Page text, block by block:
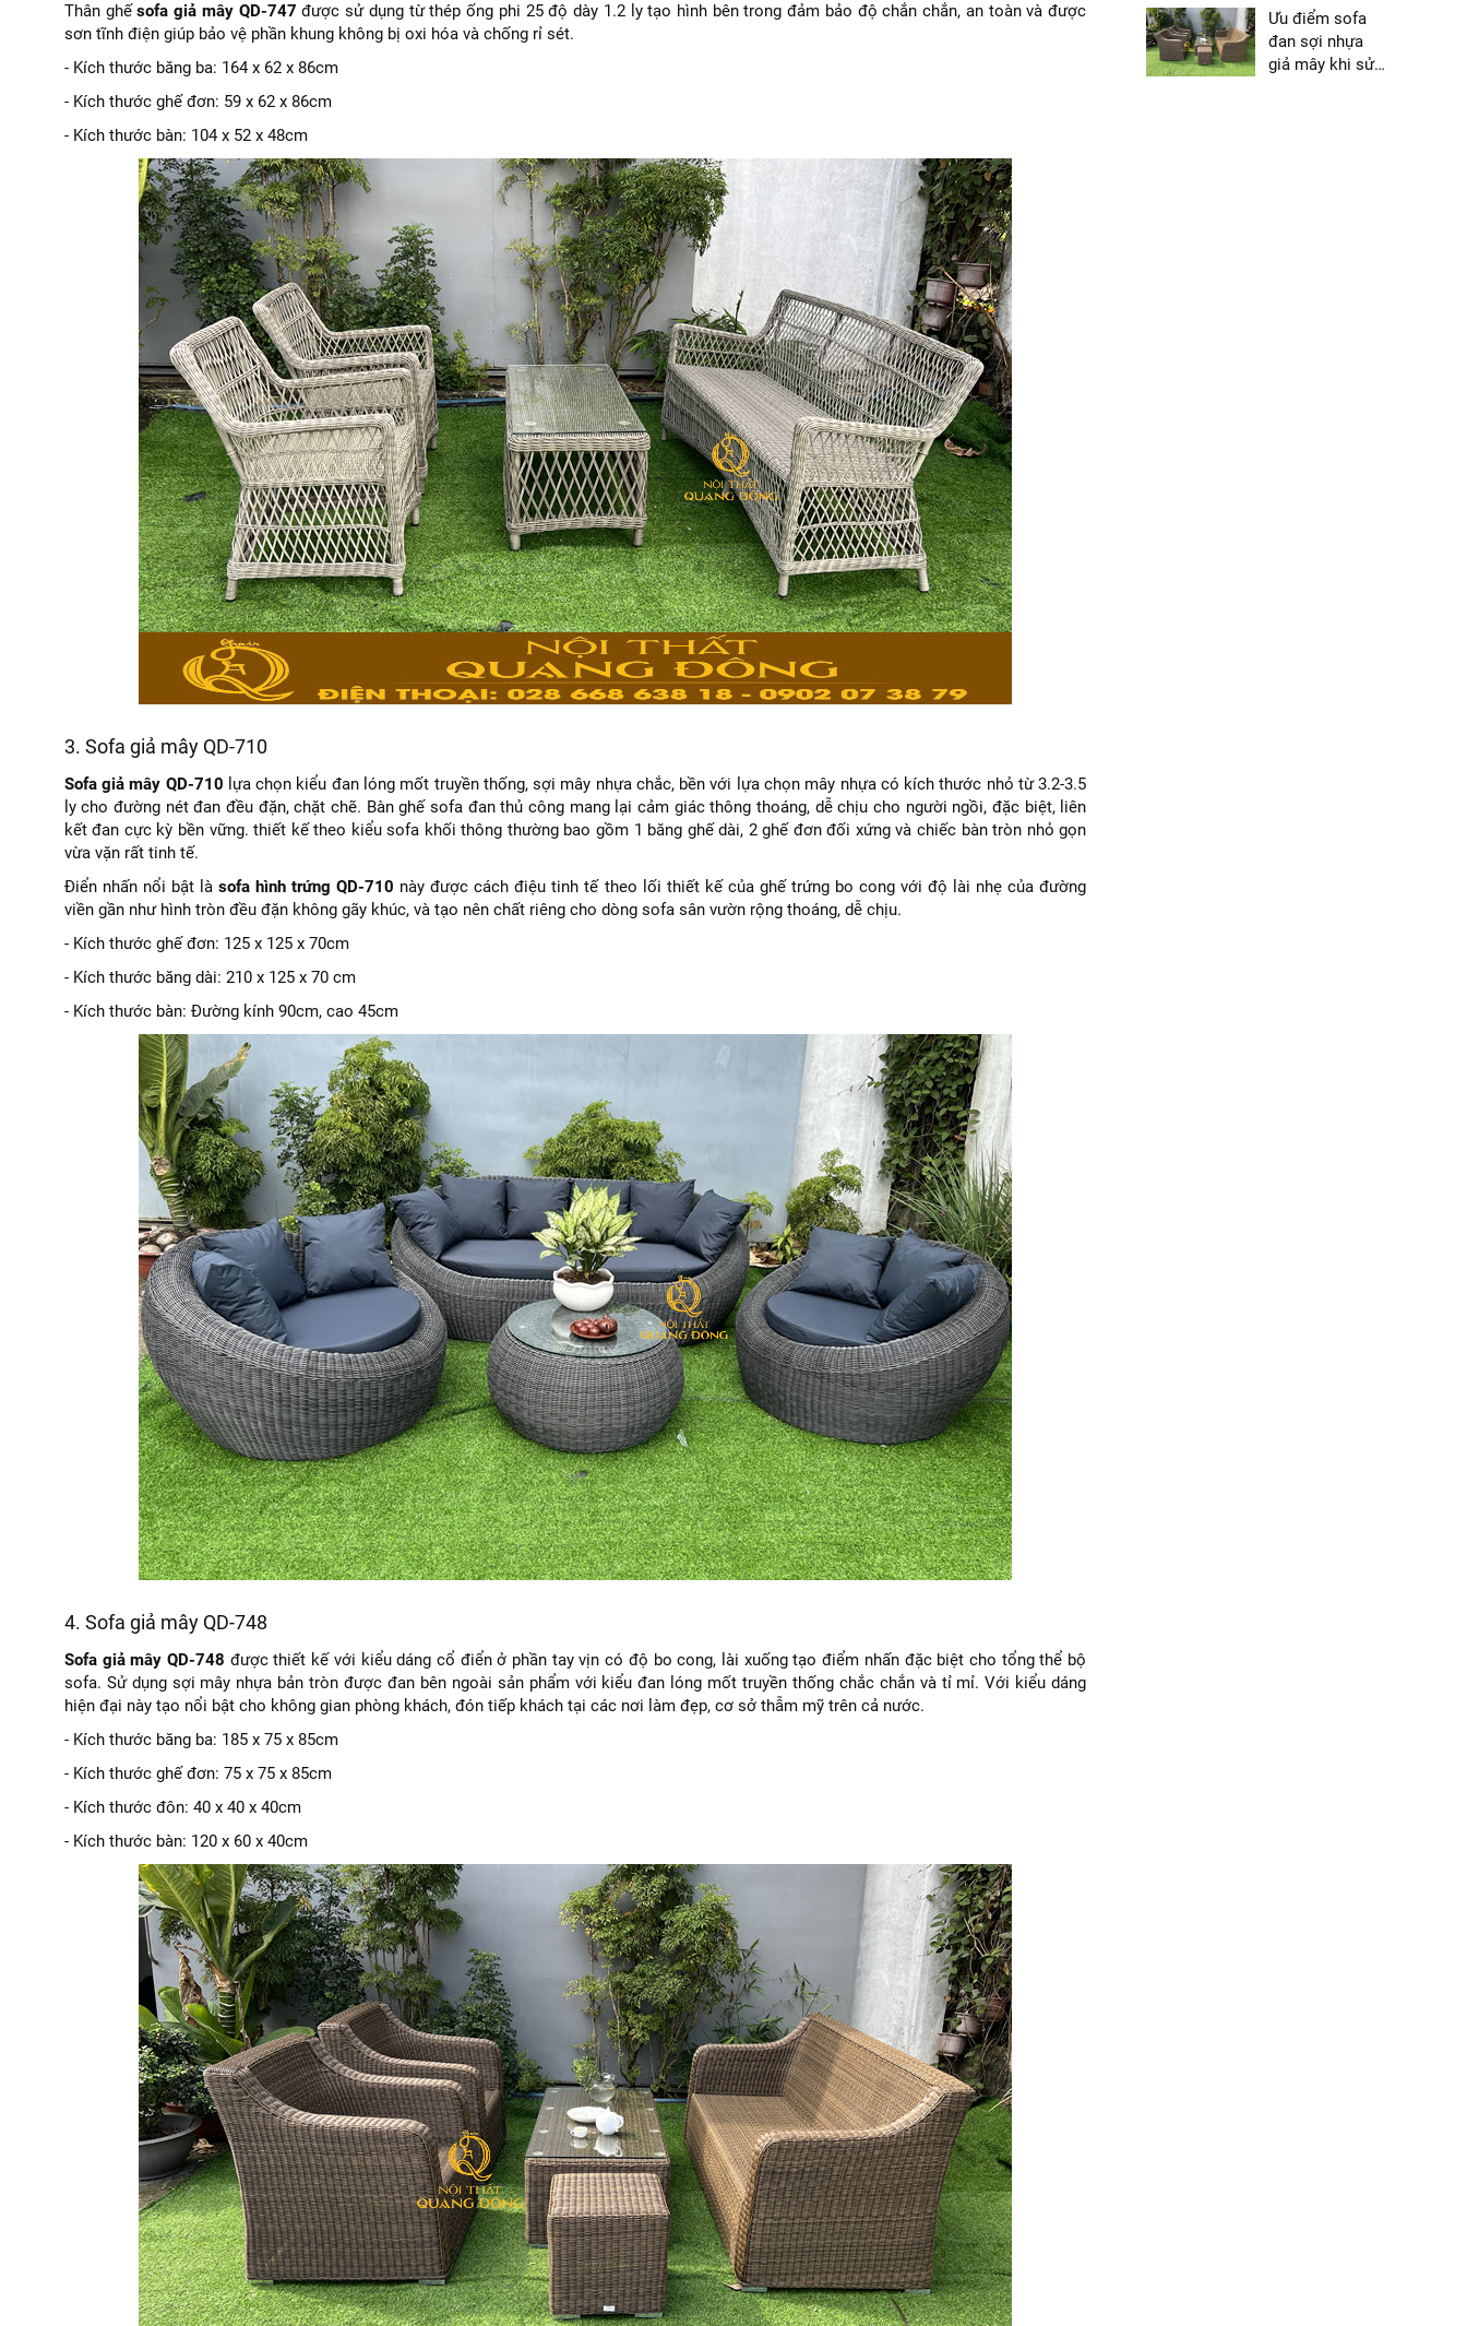
Thân ghếsofa giả mây QD-747 được sử dụng từ thép ống phi 25 độ dày 1.2 ly tạo hình bên trong đảm bảo độ chắn chắn, an toàn và được
sơn tĩnh điện giúp bảo vệ phần khung không bị oxi hóa và chống rỉ sét.
- Kích thước băng ba: 164 x 62 x 86cm
- Kích thước ghế đơn: 59 x 62 x 86cm
- Kích thước bàn: 104 x 52 x 48cm
3. Sofa giả mây QD-710
Sofa giả mây QD-710 lựa chọn kiểu đan lóng mốt truyền thống, sợi mây nhựa chắc, bền với lựa chọn mây nhựa có kích thước nhỏ từ 3.2-3.5
ly cho đường nét đan đều đặn, chặt chẽ. Bàn ghế sofa đan thủ công mang lại cảm giác thông thoáng, dễ chịu cho người ngồi, đặc biệt, liên
kết đan cực kỳ bền vững. thiết kế theo kiểu sofa khối thông thường bao gồm 1 băng ghế dài, 2 ghế đơn đối xứng và chiếc bàn tròn nhỏ gọn
vừa vặn rất tinh tế.
Điển nhấn nổi bật làsofa hình trứng QD-710 này được cách điệu tinh tế theo lối thiết kế của ghế trứng bo cong với độ lài nhẹ của đường
viền gần như hình tròn đều đặn không gãy khúc, và tạo nên chất riêng cho dòng sofa sân vườn rộng thoáng, dễ chịu.
- Kích thước ghế đơn: 125 x 125 x 70cm
- Kích thước băng dài: 210 x 125 x 70 cm
- Kích thước bàn: Đường kính 90cm, cao 45cm
4. Sofa giả mây QD-748
Sofa giả mây QD-748 được thiết kế với kiểu dáng cổ điển ở phần tay vịn có độ bo cong, lài xuống tạo điểm nhấn đặc biệt cho tổng thể bộ
sofa. Sử dụng sợi mây nhựa bản tròn được đan bên ngoài sản phẩm với kiểu đan lóng mốt truyền thống chắc chắn và tỉ mỉ. Với kiểu dáng
hiện đại này tạo nổi bật cho không gian phòng khách, đón tiếp khách tại các nơi làm đẹp, cơ sở thẫm mỹ trên cả nước.
- Kích thước băng ba: 185 x 75 x 85cm
- Kích thước ghế đơn: 75 x 75 x 85cm
- Kích thước đôn: 40 x 40 x 40cm
- Kích thước bàn: 120 x 60 x 40cm
Ưu điểm sofa
đan sợi nhựa
giả mây khi sử